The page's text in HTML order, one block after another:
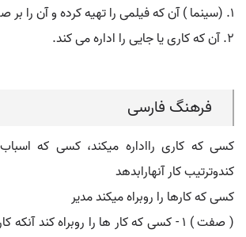
١. (سینما ) آن که فیلمی را تهیه کرده و آن را بر صحنه می آورد.
۲. آن که کاری یا جایی را اداره می کند.
فرهنگ فارسی
کسی که کاری رااداره میکند، کسی که اسباب
کندوترتیب کار آنهارابدهد
کسی که کارها را روبراه میکند مدیر
( صفت ) ۱ - کسی که کار ها را روبراه کند